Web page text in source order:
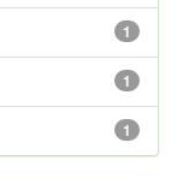
1
1
1